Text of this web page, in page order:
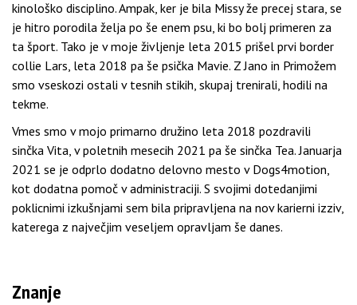
kinološko disciplino. Ampak, ker je bila Missy že precej stara, se
je hitro porodila želja po še enem psu, ki bo bolj primeren za
ta šport. Tako je v moje življenje leta 2015 prišel prvi border
collie Lars, leta 2018 pa še psička Mavie. Z Jano in Primožem
smo vseskozi ostali v tesnih stikih, skupaj trenirali, hodili na
tekme.
Vmes smo v mojo primarno družino leta 2018 pozdravili
sinčka Vita, v poletnih mesecih 2021 pa še sinčka Tea. Januarja
2021 se je odprlo dodatno delovno mesto v Dogs4motion,
kot dodatna pomoč v administraciji. S svojimi dotedanjimi
poklicnimi izkušnjami sem bila pripravljena na nov karierni izziv,
katerega z največjim veseljem opravljam še danes.
Znanje